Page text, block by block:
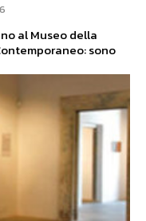
al Museo della
sono